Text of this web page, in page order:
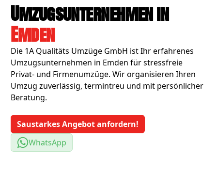
Umzugsunternehmen in
Emden
Die 1A Qualitäts Umzüge GmbH ist Ihr erfahrenes
Umzugsunternehmen in Emden für stressfreie
Privat- und Firmenumzüge. Wir organisieren Ihren
Umzug zuverlässig, termintreu und mit persönlicher
Beratung.
Saustarkes Angebot anfordern!
WhatsApp